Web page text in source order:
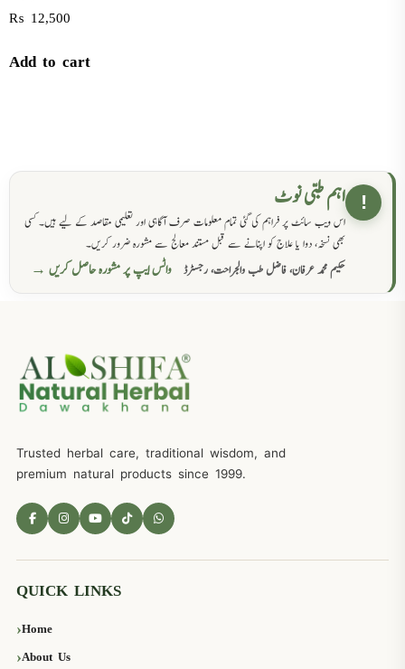
₨ 12,500
Add to cart
! اہم طبی نوٹ
اس ویب سائٹ پر فراہم کی گئی تمام معلومات صرف آگاہی اور تعلیمی مقاصد کے لیے ہیں۔ کسی
بھی نسخہ، دوا یا علاج کو اپنانے سے قبل مستند معالج سے مشورہ ضرور کریں۔
حکیم محمد عرفان، فاضل طب والجراحت، رجسٹرڈ
واٹس ایپ پر مشورہ حاصل کریں →
Trusted herbal care, traditional wisdom, and
premium natural products since 1999.
QUICK LINKS
Home
About Us